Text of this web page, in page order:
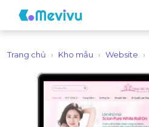
Trang chủ › Kho mẫu › Website ›